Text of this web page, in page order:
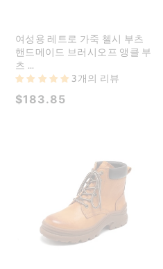
여성용 레트로 가죽 첼시 부츠
핸드메이드 브러시오프 앵클 부
츠 ...
3개의 리뷰
$183.85